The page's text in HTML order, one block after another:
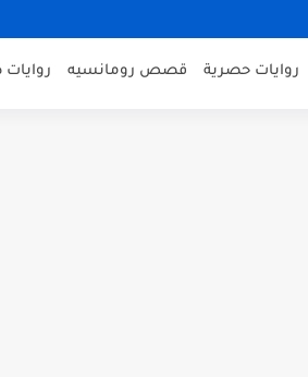
روايات حصرية قصص رومانسيه